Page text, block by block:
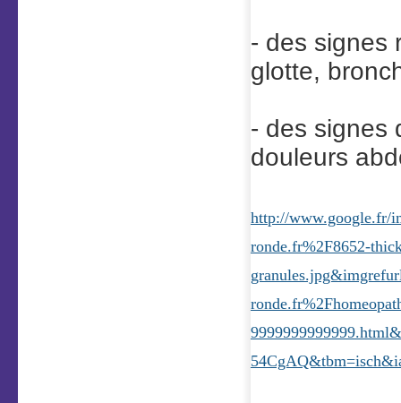
- des signes
glotte,
- des signes
douleurs
http://www.google.fr/
ronde.fr%2F8652-